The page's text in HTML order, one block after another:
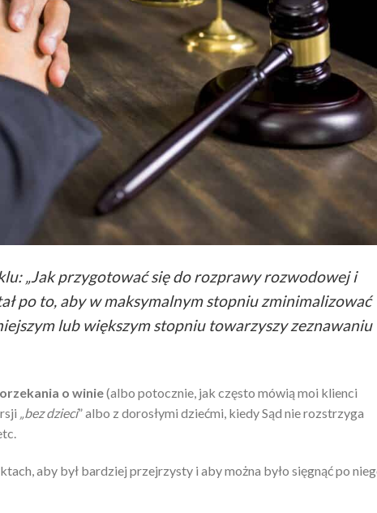
„Jak przygotować się do rozprawy rozwodowej i
po to, aby w maksymalnym stopniu zminimalizować
lub większym stopniu towarzyszy zeznawaniu
o winie(albo potocznie, jak często mówią moi klienci
„bez dzieci” albo z dorosłymi dziećmi, kiedy Sąd nie rozstrzyga
aby był bardziej przejrzysty i aby można było sięgnąć po